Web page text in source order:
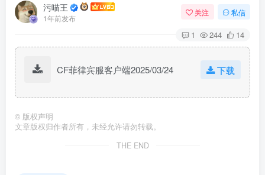
污喵王
1年前发布
关注 私信
1 244 14
CF菲律宾服客户端2025/03/24 下载
© 版权声明
文章版权归作者所有，未经允许请勿转载。
THE END